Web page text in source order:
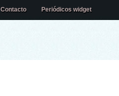
Contacto Periódicos widget